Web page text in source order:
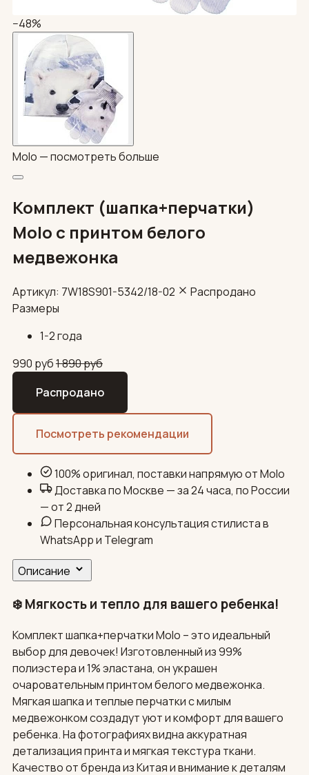
−48%
Molo —посмотреть больше
Комплект (шапка+перчатки)
Molo с принтом белого
медвежонка
Артикул: 7W18S901-5342/18-02
Распродано
Размеры
1-2 года
990 руб1 890руб
Распродано
Посмотреть рекомендации
100% оригинал, поставки напрямую от Molo
Доставка по Москве — за 24 часа, по России
— от 2 дней
Персональная консультация стилиста в
WhatsApp и Telegram
Описание
❄️ Мягкость и тепло для вашего ребенка!
Комплект шапка+перчатки Molo – это идеальный
выбор для девочек! Изготовленный из 99%
полиэстера и 1% эластана, он украшен
очаровательным принтом белого медвежонка.
Мягкая шапка и теплые перчатки с милым
медвежонком создадут уют и комфорт для вашего
ребенка. На фотографиях видна аккуратная
детализация принта и мягкая текстура ткани.
Качество от бренда из Китая и внимание к деталям